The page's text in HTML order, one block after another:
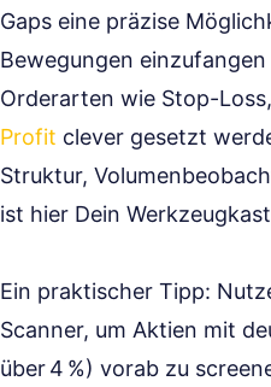
Gaps eine präzise
Bewegungen
Orderarten wie Stop-
Profit clever gesetzt
Struktur,
ist hier Dein
Ein praktischer Tipp:
Scanner, um Aktien mit
über 4 %) vorab zu